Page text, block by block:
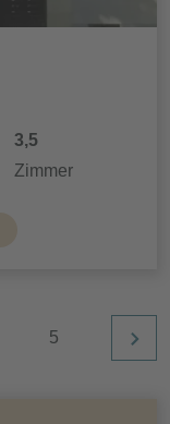
Zimmer
3,5
5